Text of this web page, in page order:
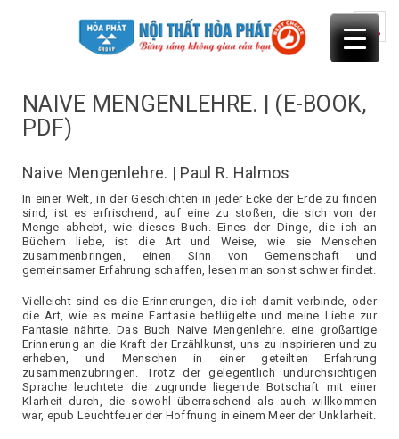
NAIVE MENGENLEHRE. | (E-BOOK,
PDF)
Naive Mengenlehre. | Paul R. Halmos
In einer Welt, in der Geschichten in jeder Ecke der Erde zu finden
sind, ist es erfrischend, auf eine zu stoßen, die sich von der
Menge abhebt, wie dieses Buch. Eines der Dinge, die ich an
Büchern liebe, ist die Art und Weise, wie sie Menschen
zusammenbringen, einen Sinn von Gemeinschaft und
gemeinsamer Erfahrung schaffen, lesen man sonst schwer findet.
Vielleicht sind es die Erinnerungen, die ich damit verbinde, oder
die Art, wie es meine Fantasie beflügelte und meine Liebe zur
Fantasie nährte. Das Buch Naive Mengenlehre. eine großartige
Erinnerung an die Kraft der Erzählkunst, uns zu inspirieren und zu
erheben, und Menschen in einer geteilten Erfahrung
zusammenzubringen. Trotz der gelegentlich undurchsichtigen
Sprache leuchtete die zugrunde liegende Botschaft mit einer
Klarheit durch, die sowohl überraschend als auch willkommen
war, epub Leuchtfeuer der Hoffnung in einem Meer der Unklarheit.